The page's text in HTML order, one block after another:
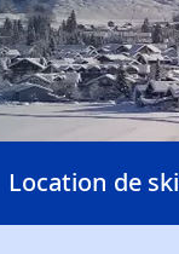
Location de ski